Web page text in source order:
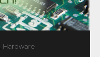
Hardware